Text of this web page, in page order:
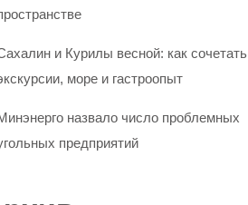
и Курилы весной: как сочетать
море и гастроопыт
назвало число проблемных
предприятий